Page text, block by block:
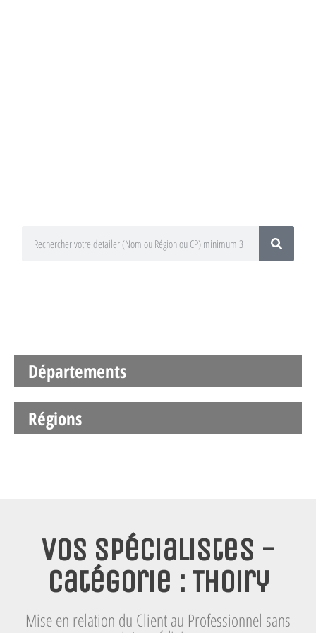
Départements
Régions
Vos spécialistes -
Catégorie : Thoiry
Mise en relation du Client au Professionnel sans